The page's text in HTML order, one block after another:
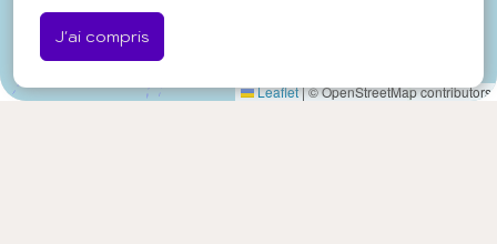
J'ai compris
Leaflet|© OpenStreetMap contributors